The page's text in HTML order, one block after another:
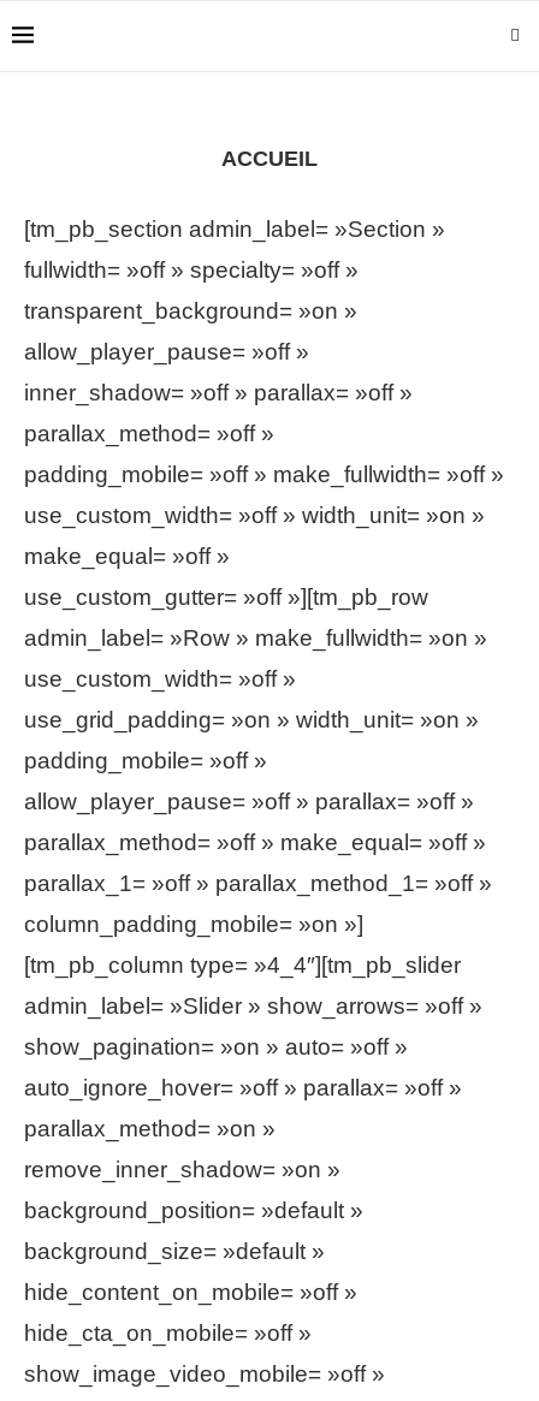
ACCUEIL
[tm_pb_section admin_label= »Section »
fullwidth= »off » specialty= »off »
transparent_background= »on »
allow_player_pause= »off »
inner_shadow= »off » parallax= »off »
parallax_method= »off »
padding_mobile= »off » make_fullwidth= »off »
use_custom_width= »off » width_unit= »on »
make_equal= »off »
use_custom_gutter= »off »][tm_pb_row
admin_label= »Row » make_fullwidth= »on »
use_custom_width= »off »
use_grid_padding= »on » width_unit= »on »
padding_mobile= »off »
allow_player_pause= »off » parallax= »off »
parallax_method= »off » make_equal= »off »
parallax_1= »off » parallax_method_1= »off »
column_padding_mobile= »on »]
[tm_pb_column type= »4_4″][tm_pb_slider
admin_label= »Slider » show_arrows= »off »
show_pagination= »on » auto= »off »
auto_ignore_hover= »off » parallax= »off »
parallax_method= »on »
remove_inner_shadow= »on »
background_position= »default »
background_size= »default »
hide_content_on_mobile= »off »
hide_cta_on_mobile= »off »
show_image_video_mobile= »off »